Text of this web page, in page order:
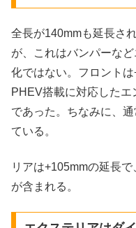
全長が140mmも延長さ
が、これはバンパーな
化ではない。フロント
PHEV搭載に対応した
であった。ちなみに、
ている。
リアは+105mmの延長
が含まれる。